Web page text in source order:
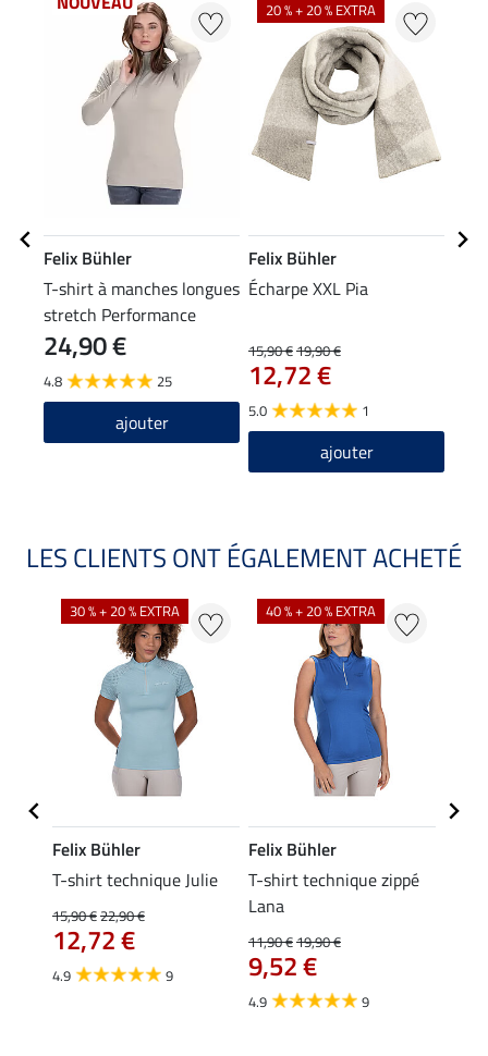
Felix Bühler
T-shirt à manches longues
stretch Performance
Frieda
24,90 €
4.8 25
ajouter
20 % + 20 % EXTRA
Felix Bühler
Écharpe XXL Pia
15,90 €19,90 €
12,72 €
5.0 1
ajouter
LES CLIENTS ONT ÉGALEMENT ACHETÉ
30 % + 20 % EXTRA
Felix Bühler
T-shirt technique Julie
15,90 €22,90 €
12,72 €
4.9 9
40 % + 20 % EXTRA
Felix Bühler
T-shirt technique zippé
Lana
11,90 €19,90 €
9,52 €
4.9 9